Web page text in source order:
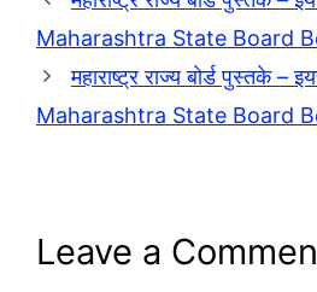
Maharashtra State Board
महाराष्ट्र राज्य बोर्ड पुस्तके –
Maharashtra State Board
Leave a